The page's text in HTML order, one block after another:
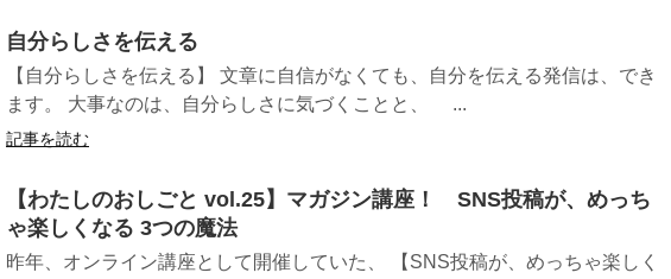
自分らしさを伝える
【自分らしさを伝える】 文章に自信がなくても、自分を伝える発信は、でき
ます。 大事なのは、自分らしさに気づくことと、 ...
記事を読む
【わたしのおしごと vol.25】マガジン講座！ SNS投稿が、めっち
ゃ楽しくなる 3つの魔法
昨年、オンライン講座として開催していた、 【SNS投稿が、めっちゃ楽しく